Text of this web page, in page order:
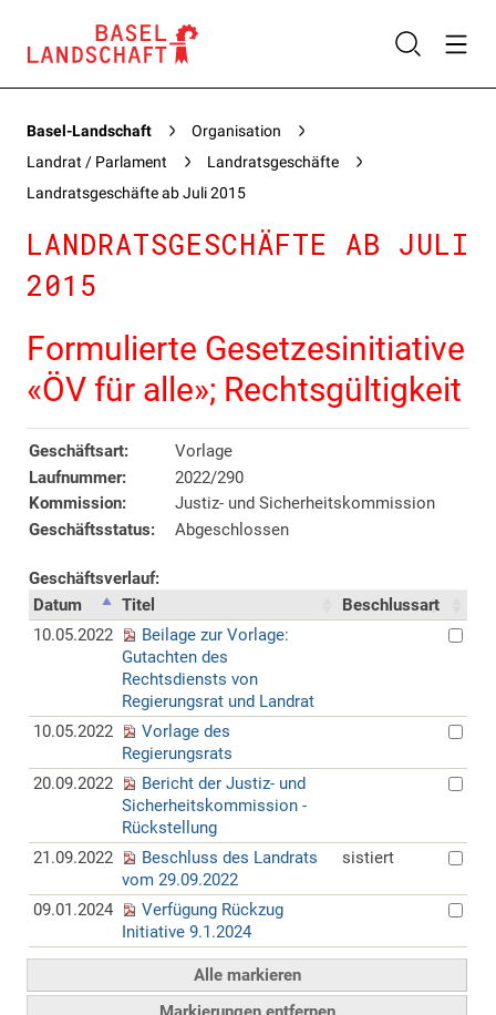
Basel-Landschaft
Organisation
Landrat / Parlament
Landratsgeschäfte
Landratsgeschäfte ab Juli 2015
LANDRATSGESCHÄFTE AB JULI
2015